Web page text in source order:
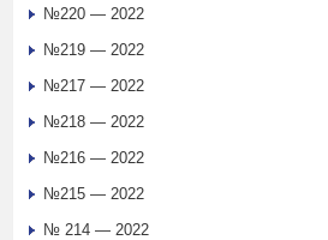
№220 — 2022
№219 — 2022
№217 — 2022
№218 — 2022
№216 — 2022
№215 — 2022
№ 214 — 2022